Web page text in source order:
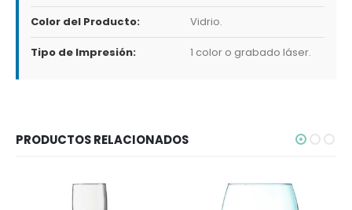
Color del Producto: Vidrio.
Tipo de Impresión: 1 color o grabado láser.
PRODUCTOS RELACIONADOS